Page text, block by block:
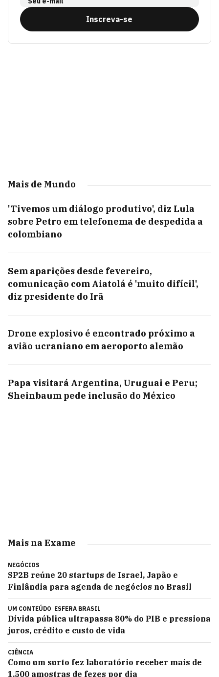
Inscreva-se
Mais de Mundo
'Tivemos um diálogo produtivo', diz Lula
sobre Petro em telefonema de despedida a
colombiano
Sem aparições desde fevereiro,
comunicação com Aiatolá é 'muito difícil',
diz presidente do Irã
Drone explosivo é encontrado próximo a
avião ucraniano em aeroporto alemão
Papa visitará Argentina, Uruguai e Peru;
Sheinbaum pede inclusão do México
Mais na Exame
NEGÓCIOS
SP2B reúne 20 startups de Israel, Japão e
Finlândia para agenda de negócios no Brasil
UM CONTEÚDO ESFERA BRASIL
Dívida pública ultrapassa 80% do PIB e pressiona
juros, crédito e custo de vida
CIÊNCIA
Como um surto fez laboratório receber mais de
1.500 amostras de fezes por dia